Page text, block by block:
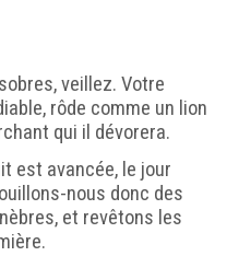
veillez. Votre
rôde comme un lion
qui il dévorera.
est avancée, le jour
nous donc des
et revêtons les